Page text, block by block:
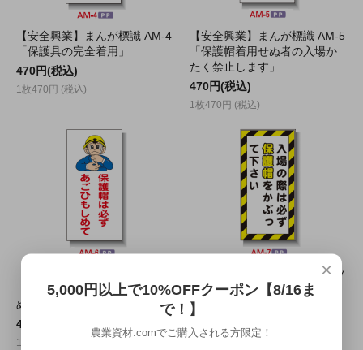
【安全興業】まんが標識 AM-4
「保護具の完全着用」
470円(税込)
1枚470円 (税込)
【安全興業】まんが標識 AM-5
「保護帽着用せぬ者の入場か
たく禁止します」
470円(税込)
1枚470円 (税込)
「保護帽は必ずあごひもをし
めて」
470円(税込)
1枚470円 (税込)
【安全興業】まんが標識 AM-7
「入場の際は必ず保護帽をか
ぶって下さい」
470円(税込)
×
5,000円以上で10%OFFクーポン【8/16ま
で！】
農業資材.comでご購入される方限定！